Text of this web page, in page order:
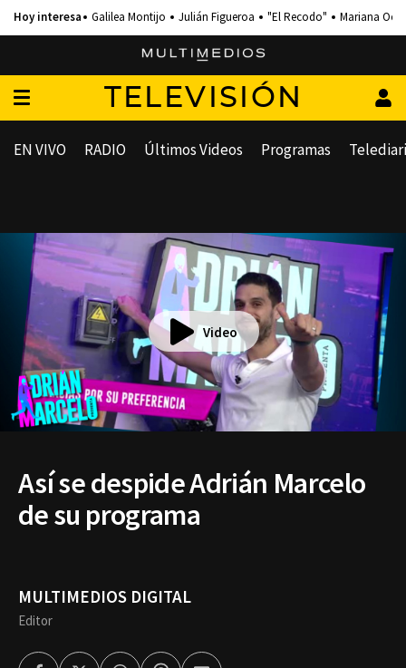
Galilea Montijo Julián Figueroa "El Recodo" Mariana
TELEVISIÓN
EN VIVO RADIO Últimos Videos Programas
Video
Así se despide Adrián Marcelo
de su programa
MULTIMEDIOS DIGITAL
Editor